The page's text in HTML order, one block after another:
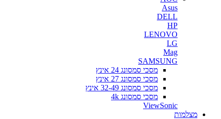
Asus
DELL
HP
LENOVO
LG
Mag
SAMSUNG
מסכי סמסונג 24 אינץ
מסכי סמסונג 27 אינץ
מסכי סמסונג 32-49 אינץ
מסכי סמסונג 4k
ViewSonic
מצלמות